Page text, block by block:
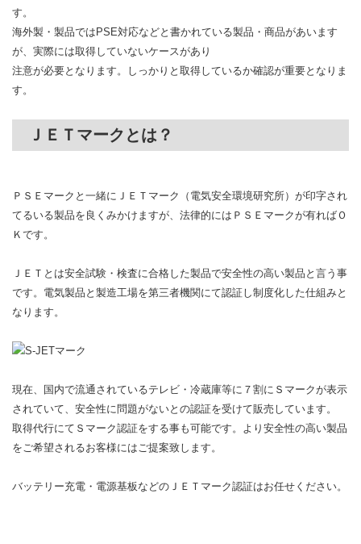
す。
海外製・製品ではPSE対応などと書かれている製品・商品があいます
が、実際には取得していないケースがあり
注意が必要となります。しっかりと取得しているか確認が重要となりま
す。
ＪＥＴマークとは？
ＰＳＥマークと一緒にＪＥＴマーク（電気安全環境研究所）が印字され
てるいる製品を良くみかけますが、法律的にはＰＳＥマークが有ればＯ
Ｋです。
ＪＥＴとは安全試験・検査に合格した製品で安全性の高い製品と言う事
です。電気製品と製造工場を第三者機関にて認証し制度化した仕組みと
なります。
現在、国内で流通されているテレビ・冷蔵庫等に７割にＳマークが表示
されていて、安全性に問題がないとの認証を受けて販売しています。
取得代行にてＳマーク認証をする事も可能です。より安全性の高い製品
をご希望されるお客様にはご提案致します。
バッテリー充電・電源基板などのＪＥＴマーク認証はお任せください。